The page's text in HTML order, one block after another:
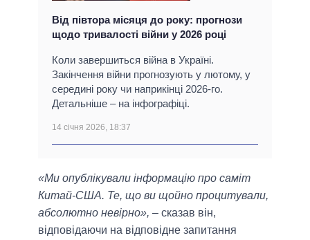
Від півтора місяця до року: прогнози
щодо тривалості війни у 2026 році
Коли завершиться війна в Україні.
Закінчення війни прогнозують у лютому, у
середині року чи наприкінці 2026-го.
Детальніше – на інфографіці.
14 січня 2026, 18:37
«Ми опублікували інформацію про саміт
Китай-США. Те, що ви щойно процитували,
абсолютно невірно», – сказав він,
відповідаючи на відповідне запитання